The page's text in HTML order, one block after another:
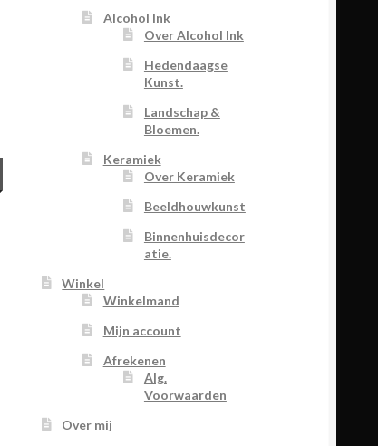
Alcohol Ink
Over Alcohol Ink
Hedendaagse
Kunst.
Landschap &
Bloemen.
Keramiek
Over Keramiek
Beeldhouwkunst
Binnenhuisdecor
atie.
Winkel
Winkelmand
Mijn account
Afrekenen
Alg.
Voorwaarden
Over mij